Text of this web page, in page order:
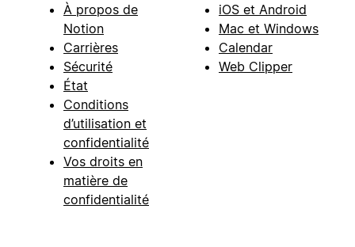
À propos de
Notion
Carrières
Sécurité
État
Conditions
d’utilisation et
confidentialité
Vos droits en
matière de
confidentialité
iOS et Android
Mac et Windows
Calendar
Web Clipper